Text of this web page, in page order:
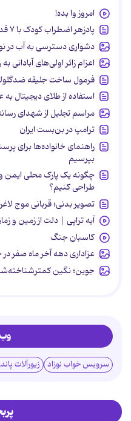
امروز وا بده!
پادزهر اضطراب کودک با ۷ قدم!
دشواری دسترسی به آب در
اعزام زائر اولی‌های آبادانی
فرمول ساخت جلیقه
استفاده از طلای دیجیتال به
مراسم تجلیل از شهدای
ترامپ در بن‌بست ایران
راهنمای خانواده‌ها برای
بپرسیم
چگونه یک پارک محلی ایمن
طراحی کنیم؟
تصویر بدنی؛ قربانی موج
آیه تراپی | دلت از زمین و
کاسبان جنگ
عزاداری دهه آخر ماه صفر در
جوین؛ نگین
سرویس خواب نوزاد زیورآلات